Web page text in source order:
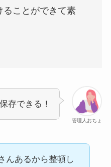
ることができて素
管理人おちょ
存できる！
んあるから整頓し